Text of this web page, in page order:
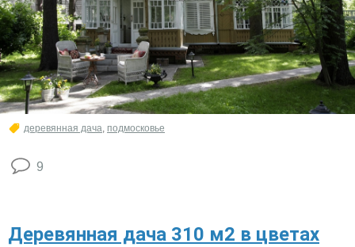
деревянная дача подмосковье
9
Деревянная дача 310 м2 в цветах